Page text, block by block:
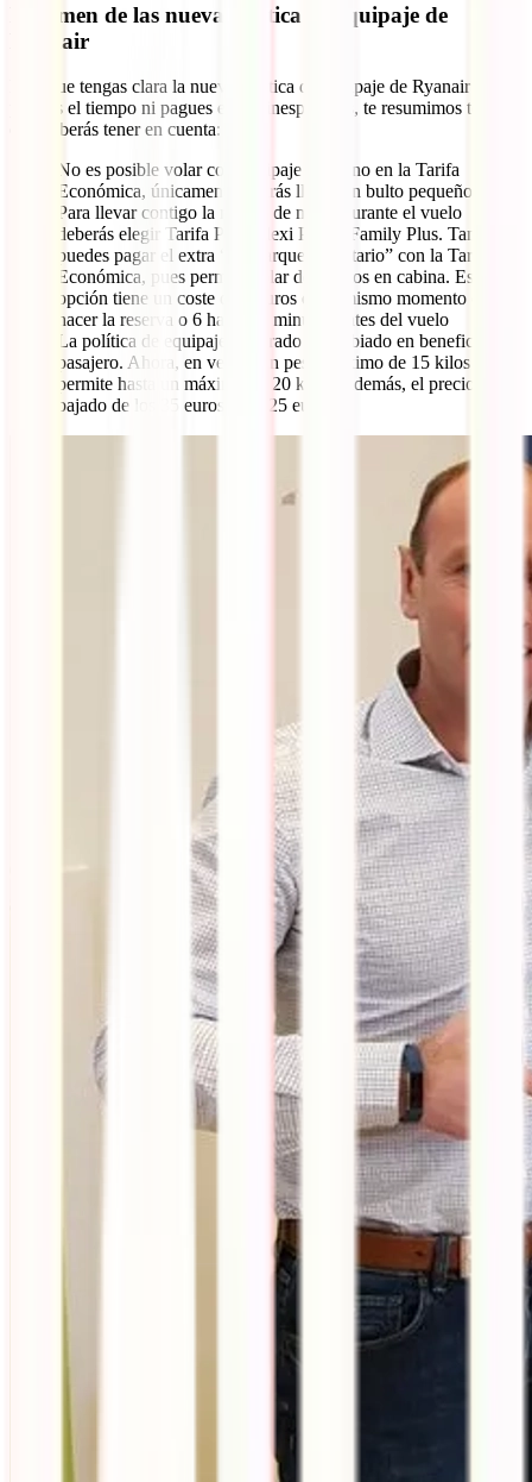
Resumen de las nueva política de equipaje de
Ryanair
Para que tengas clara la nueva política de equipaje de Ryanair y no
pierdas el tiempo ni pagues extras inesperados, te resumimos todo lo
que deberás tener en cuenta:
No es posible volar con equipaje de mano en la Tarifa
Económica, únicamente podrás llevar un bulto pequeño
Para llevar contigo la maleta de mano durante el vuelo
deberás elegir Tarifa Plus, Flexi Plus o Family Plus. También
puedes pagar el extra “Embarque Prioritario” con la Tarifa
Económica, pues permite volar dos bultos en cabina. Esta
opción tiene un coste de 5 euros en el mismo momento de
hacer la reserva o 6 hasta 45 minutos antes del vuelo
La política de equipaje facturado a cambiado en beneficio al
pasajero. Ahora, en vez de un peso máximo de 15 kilos se
permite hasta un máximo de 20 kilos. Además, el precio ha
bajado de los 35 euros a los 25 euros